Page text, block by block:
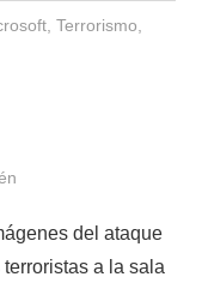
, Terrorismo
del ataque
terroristas a la sala